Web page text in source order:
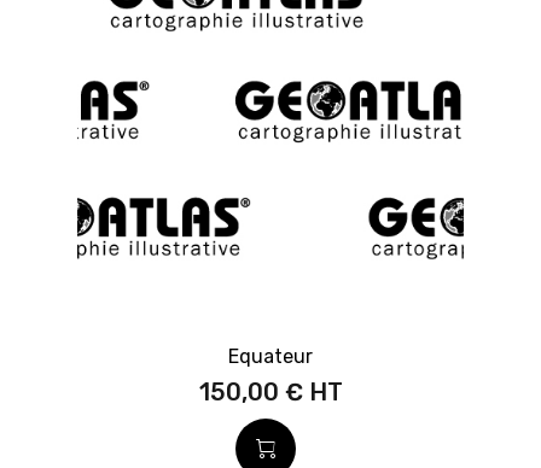
Equateur
150,00 €